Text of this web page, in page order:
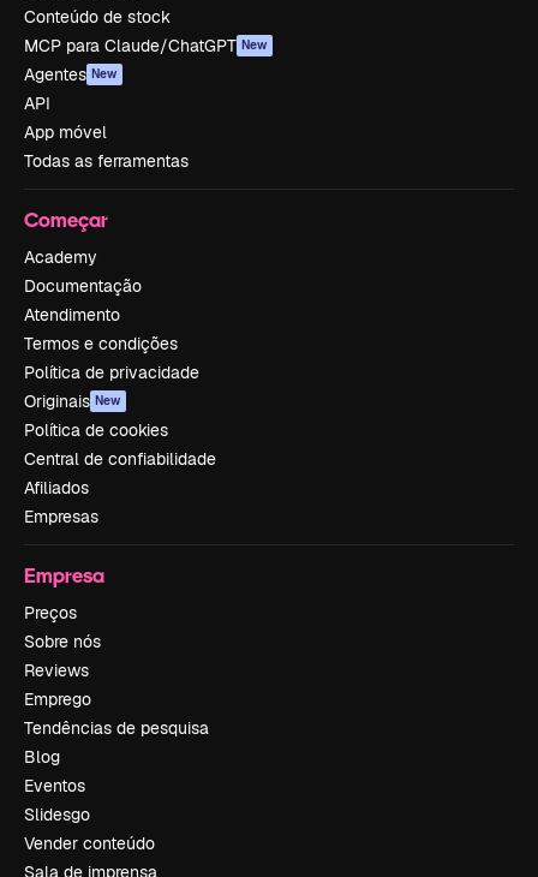
Conteúdo de stock
MCP para Claude/ChatGPT New
Agentes New
API
App móvel
Todas as ferramentas
Começar
Academy
Documentação
Atendimento
Termos e condições
Política de privacidade
Originais New
Política de cookies
Central de confiabilidade
Afiliados
Empresas
Empresa
Preços
Sobre nós
Reviews
Emprego
Tendências de pesquisa
Blog
Eventos
Slidesgo
Vender conteúdo
Sala de imprensa